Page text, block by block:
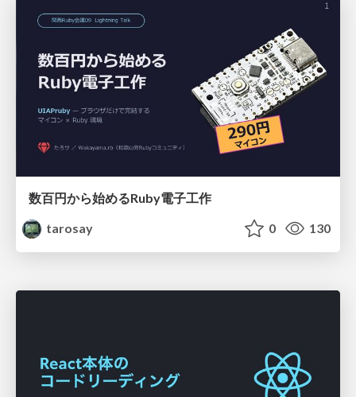
数百円から始めるRuby電子工作
tarosay
0 130